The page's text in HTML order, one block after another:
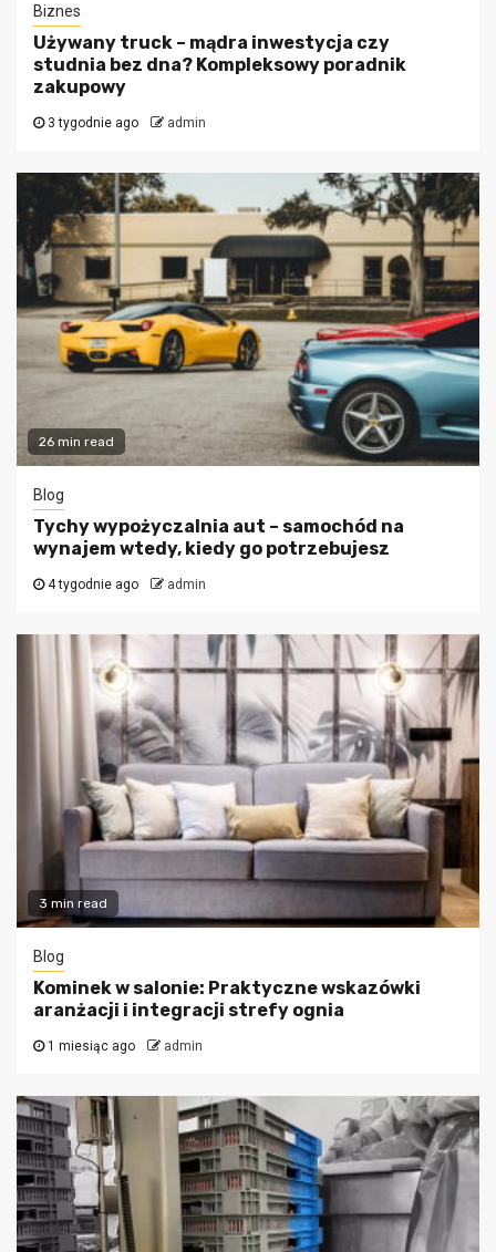
Biznes
Używany truck – mądra inwestycja czy
studnia bez dna? Kompleksowy poradnik
zakupowy
3 tygodnie ago admin
26 min read
Blog
Tychy wypożyczalnia aut – samochód na
wynajem wtedy, kiedy go potrzebujesz
4 tygodnie ago admin
3 min read
Blog
Kominek w salonie: Praktyczne wskazówki
aranżacji i integracji strefy ognia
1 miesiąc ago admin